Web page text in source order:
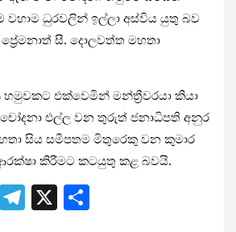
ධුරවලින් ඉල්ලා අස්විය යුතු බව
සී. දොලවත්ත මහතා
හමුවකට එක්වෙමින් මන්ත්‍රීවරයා කියා
චෝදනා එල්ල වන තුරුත් ජනාධිපති අනුර
සිය සමීපතම මිතුරෙකු වන කුමාර
කිරීමට කටයුතු කළ බවයි.
W T
X